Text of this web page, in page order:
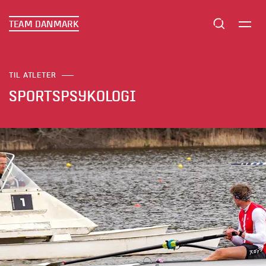
TEAM DANMARK
TIL ATLETER
SPORTSPSYKOLOGI